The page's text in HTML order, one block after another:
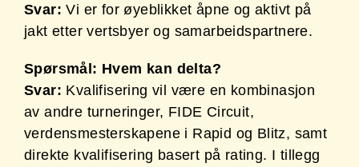
Svar: Vi er for øyeblikket åpne og aktivt på
jakt etter vertsbyer og samarbeidspartnere.
Spørsmål: Hvem kan delta?
Svar: Kvalifisering vil være en kombinasjon
av andre turneringer, FIDE Circuit,
verdensmesterskapene i Rapid og Blitz, samt
direkte kvalifisering basert på rating. I tillegg